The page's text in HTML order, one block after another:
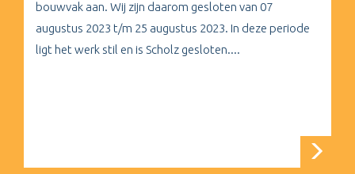
bouwvak aan. Wij zijn daarom gesloten van 07
augustus 2023 t/m 25 augustus 2023. In deze periode
ligt het werk stil en is Scholz gesloten....